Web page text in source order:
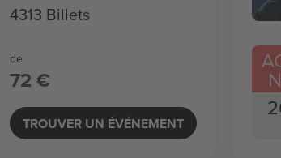
4313 Billets
de
72 €
TROUVER UN ÉVÉNEMENT